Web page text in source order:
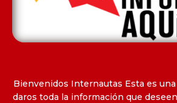
Bienvenidos Internautas Esta es
daros toda la información que